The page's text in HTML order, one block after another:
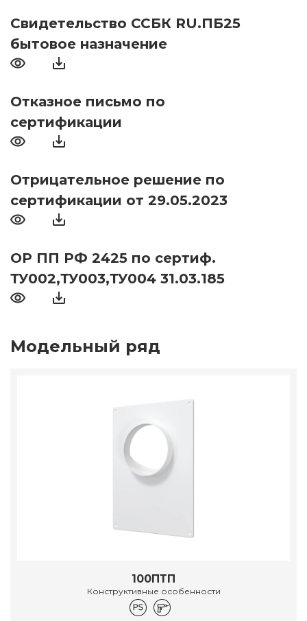
Свидетельство ССБК RU.ПБ25
бытовое назначение
Отказное письмо по
сертификации
Отрицательное решение по
сертификации от 29.05.2023
ОР ПП РФ 2425 по сертиф.
ТУ002,ТУ003,ТУ004 31.03.185
Модельный ряд
100ПТП
Конструктивные особенности